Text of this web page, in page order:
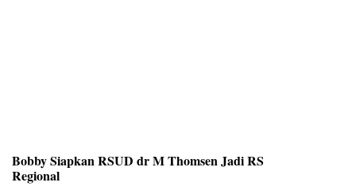
Bobby Siapkan RSUD dr M Thomsen Jadi RS
Regional